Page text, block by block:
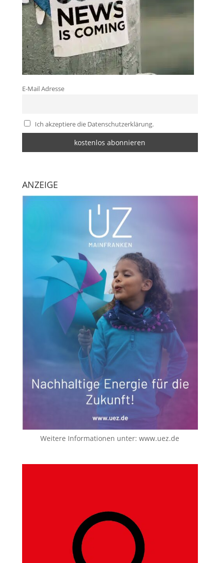
E-Mail Adresse
Ich akzeptiere die Datenschutzerklärung.
ANZEIGE
Weitere Informationen unter:www.uez.de